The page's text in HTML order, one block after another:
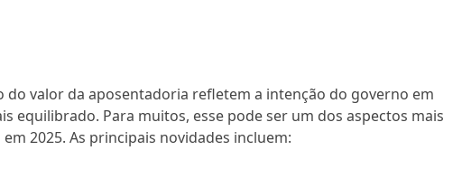
do valor da aposentadoria refletem a intenção do governo em
equilibrado. Para muitos, esse pode ser um dos aspectos mais
2025. As principais novidades incluem: